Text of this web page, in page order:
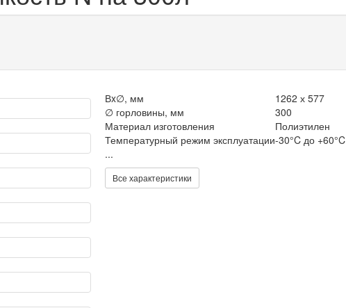
Вx∅, мм
1262 х 577
∅ горловины, мм
300
Материал изготовления
Полиэтилен
Температурный режим эксплуатации-30°C до +60°C
...
Все характеристики